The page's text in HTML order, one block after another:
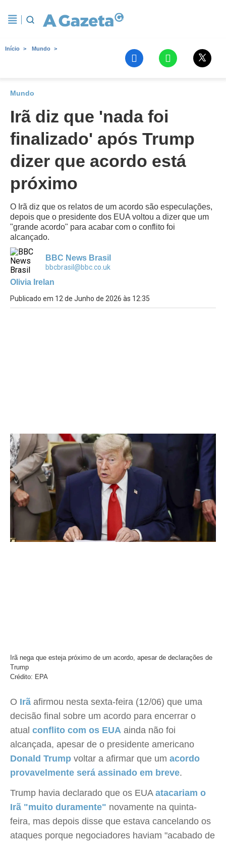
Início Mundo
Mundo
Irã diz que 'nada foi
finalizado' após Trump
dizer que acordo está
próximo
O Irã diz que os relatos de um acordo são especulações,
depois que o presidente dos EUA voltou a dizer que um
"grande acordo" para acabar com o conflito foi
alcançado.
BBC News Brasil
bbcbrasil@bbc.co.uk
Olivia Irelan
Publicado em 12 de Junho de 2026 às 12:35
Irã nega que esteja próximo de um acordo, apesar de declarações de
Trump
Crédito: EPA
O Irã afirmou nesta sexta-feira (12/06) que uma
decisão final sobre um acordo para encerrar o
atual conflito com os EUA ainda não foi
alcançada, apesar de o presidente americano
Donald Trump voltar a afirmar que um acordo
provavelmente será assinado em breve.
Trump havia declarado que os EUA atacariam o
Irã "muito duramente" novamente na quinta-
feira, mas depois disse que estava cancelando os
ataques porque negociadores haviam "acabado de